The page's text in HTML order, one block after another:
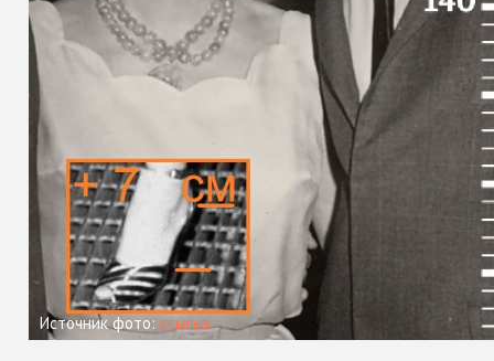
Источник фото: ссылка